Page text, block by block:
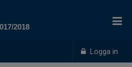
Logga in
2018